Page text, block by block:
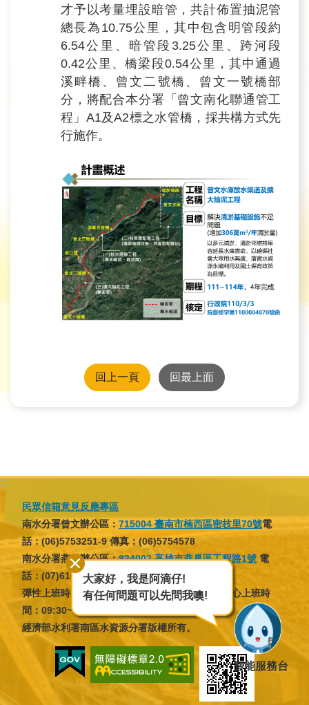
才予以考量埋設暗管，共計佈置抽泥管
總長為10.75公里，其中包含明管段約
6.54公里、暗管段3.25公里、跨河段
0.42公里、橋梁段0.54公里，其中通過
溪畔橋、曾文二號橋、曾文一號橋部
分，將配合本分署「曾文南化聯通管工
程」A1及A2標之水管橋，採共構方式先
行施作。
回上一頁 回最上面
:::
民眾信箱意見反應專區
南水分署曾文辦公區： 715004 臺南市楠西區密枝里70號電
話：(06)5753251-9 傳真：(06)5754578
南水分署燕巢辦公區：824002 高雄市燕巢區工程路1號 電
話：(07)6166137 傳真：(07)6166046
彈性上班時間：07:30~09:30，16:30~18:30；核心上班時
間：09:30~12:30，13:30~16:30
經濟部水利署南區水資源分署版權所有。
大家好，我是阿滴仔!
有任何問題可以先問我噢!
智能服務台